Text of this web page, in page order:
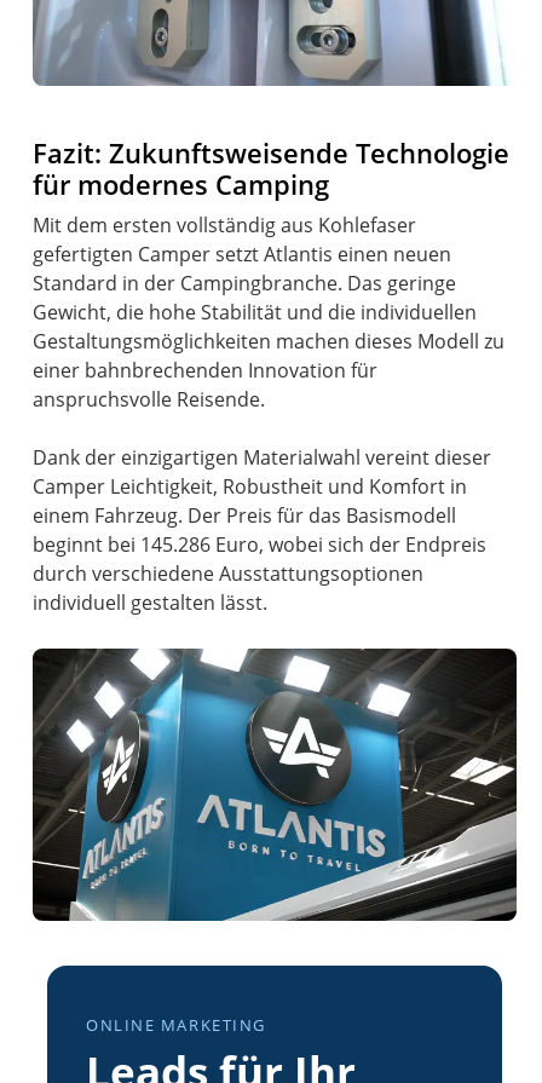
Fazit: Zukunftsweisende Technologie
für modernes Camping
Mit dem ersten vollständig aus Kohlefaser
gefertigten Camper setzt Atlantis einen neuen
Standard in der Campingbranche. Das geringe
Gewicht, die hohe Stabilität und die individuellen
Gestaltungsmöglichkeiten machen dieses Modell zu
einer bahnbrechenden Innovation für
anspruchsvolle Reisende.
Dank der einzigartigen Materialwahl vereint dieser
Camper Leichtigkeit, Robustheit und Komfort in
einem Fahrzeug. Der Preis für das Basismodell
beginnt bei 145.286 Euro, wobei sich der Endpreis
durch verschiedene Ausstattungsoptionen
individuell gestalten lässt.
ONLINE MARKETING
Leads für Ihr